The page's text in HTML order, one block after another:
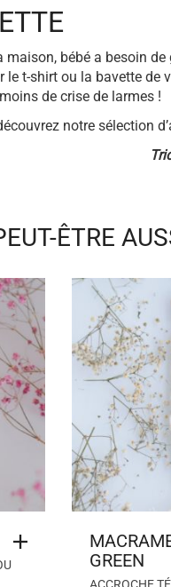
maison, bébé a besoin
t-shirt ou la bavette de
de crise de larmes !
notre sélection
ÊTRE
GREEN
ACCROCHE